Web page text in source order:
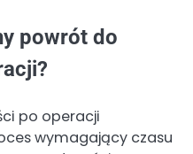
powrót do
po operacji
wymagający czasu